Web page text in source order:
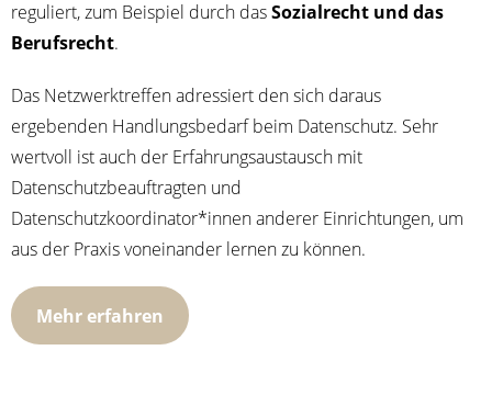
regu­liert, zum Bei­spiel durch dasSozi­al­recht und das
Berufs­recht.
Das Netz­werktref­fen adres­siert den sich dar­aus
erge­ben­den Hand­lungs­be­darf beim Daten­schutz. Sehr
wert­voll ist auch der Erfah­rungs­aus­tausch mit
Daten­schutz­be­auf­trag­ten und
Datenschutzkoordinator*innen ande­rer Ein­rich­tun­gen, um
aus der Pra­xis von­ein­an­der ler­nen zu können.
Mehr erfah­ren